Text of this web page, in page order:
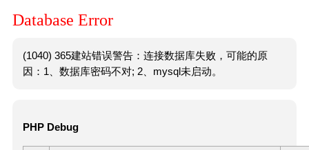
Database Error
(1040) 365建站错误警告：连接数据库失败，可能的原
因：1、数据库密码不对; 2、mysql未启动。
PHP Debug